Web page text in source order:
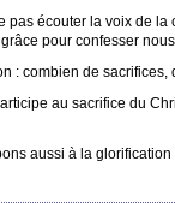
écouter la voix de
pour confesser
: combien de sacrifices,
au sacrifice du
aussi à la